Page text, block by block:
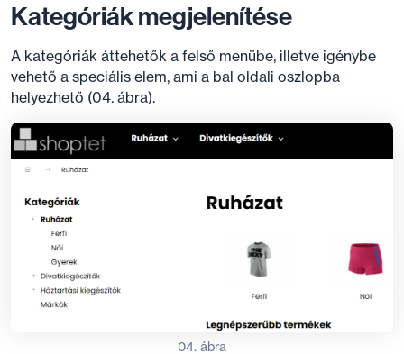
Kategóriák megjelenítése
A kategóriák áttehetők a felső menübe, illetve igénybe
vehető a speciális elem, ami a bal oldali oszlopba
helyezhető (04. ábra).
04. ábra